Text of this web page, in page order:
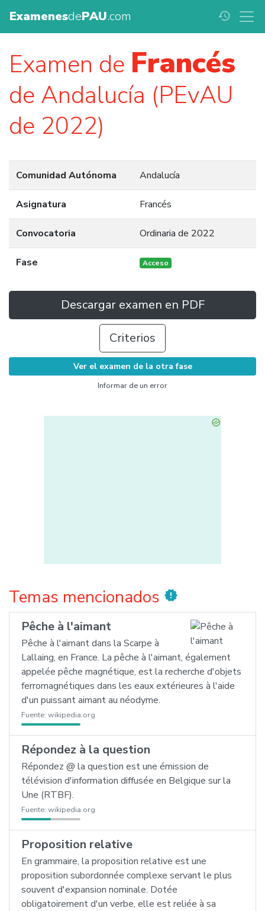
ExamenesdePAU.com history
Examen de Francés
de Andalucía (PEvAU
de 2022)
Comunidad Autónoma Andalucía
Asignatura Francés
Convocatoria Ordinaria de 2022
Fase Acceso
Descargar examen en PDF
Criterios
Ver el examen de la otra fase
Informar de un error
Temas mencionados new_releases
Pêche à l'aimant
Pêche à l'aimant dans la Scarpe à
Lallaing, en France. La pêche à l'aimant, également
appelée pêche magnétique, est la recherche d'objets
ferromagnétiques dans les eaux extérieures à l'aide
d'un puissant aimant au néodyme.
Fuente: wikipedia.org
Répondez à la question
Répondez @ la question est une émission de
télévision d'information diffusée en Belgique sur la
Une (RTBF).
Fuente: wikipedia.org
Proposition relative
En grammaire, la proposition relative est une
proposition subordonnée complexe servant le plus
souvent d'expansion nominale. Dotée
obligatoirement d'un verbe, elle est reliée à sa